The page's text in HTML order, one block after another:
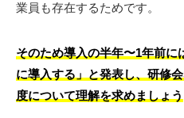
業員も存在するためです。
そのため導入の半年〜1年前に
に導入する」と発表し、研修
度について理解を求めましょう